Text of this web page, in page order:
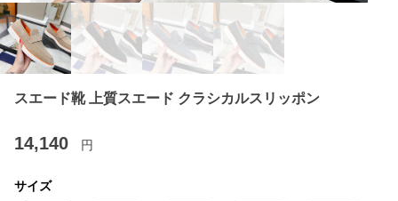
スエード靴 上質スエード クラシカルスリッポン
14,140 円
サイズ